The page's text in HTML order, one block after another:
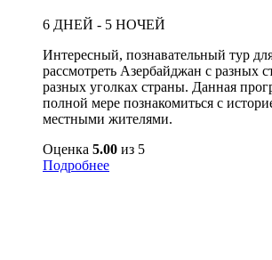
6 ДНЕЙ - 5 НОЧЕЙ
Интересный, познавательный тур
рассмотреть Азербайджан с разных
разных уголках страны. Данная
полной мере познакомиться с
местными жителями.
Оценка 5.00 из 5
Подробнее